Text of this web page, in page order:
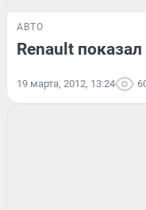
АВТО
Renault
19 марта, 2012, 13:24